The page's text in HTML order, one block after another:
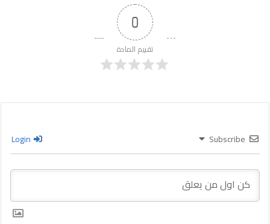
0
تقييم المادة
Subscribe